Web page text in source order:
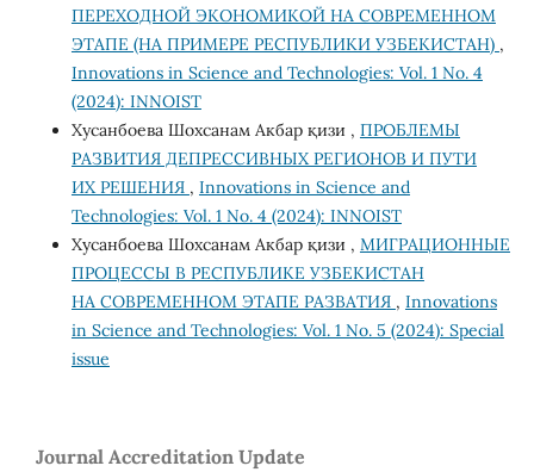
ПЕРЕХОДНОЙ ЭКОНОМИКОЙ НА СОВРЕМЕННОМ
ЭТАПЕ (НА ПРИМЕРЕ РЕСПУБЛИКИ УЗБЕКИСТАН) ,
Innovations in Science and Technologies: Vol. 1 No. 4
(2024): INNOIST
Хусанбоева Шохсанам Акбар қизи , ПРОБЛЕМЫ
РАЗВИТИЯ ДЕПРЕССИВНЫХ РЕГИОНОВ И ПУТИ
ИХ РЕШЕНИЯ , Innovations in Science and
Technologies: Vol. 1 No. 4 (2024): INNOIST
Хусанбоева Шохсанам Акбар қизи , МИГРАЦИОННЫЕ
ПРОЦЕССЫ В РЕСПУБЛИКЕ УЗБЕКИСТАН
НА СОВРЕМЕННОМ ЭТАПЕ РАЗВАТИЯ , Innovations
in Science and Technologies: Vol. 1 No. 5 (2024): Special
issue
Journal Accreditation Update